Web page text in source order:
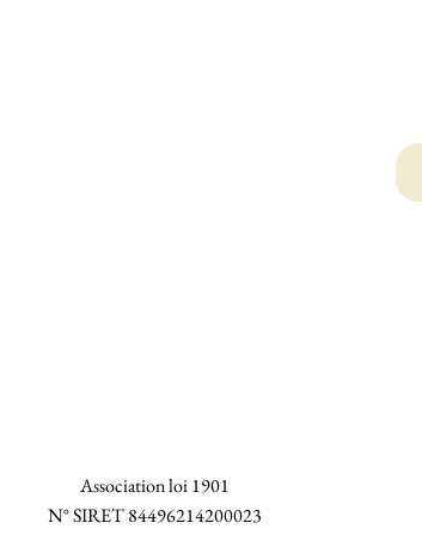
Association loi 1901
N° SIRET 84496214200023